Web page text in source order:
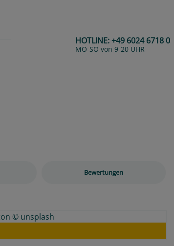
HOTLINE:+49 6024 6718 0
MO-SO von 9-20 UHR
Bewertungen